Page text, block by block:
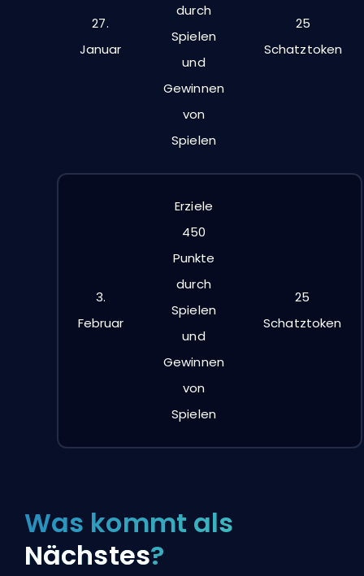
27.
Januar
durch
Spielen
und
Gewinnen
von
Spielen
25
Schatztoken
3.
Februar
Erziele
450
Punkte
durch
Spielen
und
Gewinnen
von
Spielen
25
Schatztoken
Was kommt als
Nächstes?